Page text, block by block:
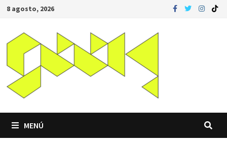
Saltar
contenido
8 agosto, 2026
MENÚ